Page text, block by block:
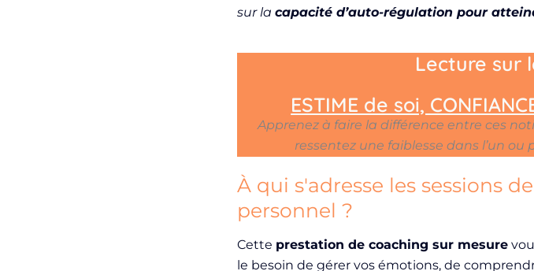
sur lacapacité d’auto-régulation pour
Lecture sur
ESTIME de soi,
Apprenez à faire la différence entre ces
ressentez une faiblesse dans l’un ou
À qui s'adresse les sessions
personnel ?
Cette prestation de coaching sur mesure
le besoin de gérer vos émotions, de